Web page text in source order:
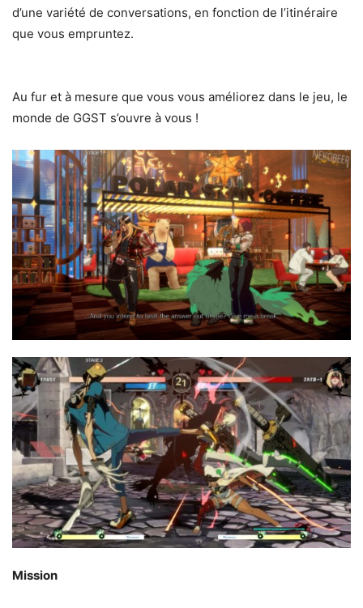
d’une variété de conversations, en fonction de l’itinéraire
que vous empruntez.
Au fur et à mesure que vous vous améliorez dans le jeu, le
monde de GGST s’ouvre à vous !
Mission